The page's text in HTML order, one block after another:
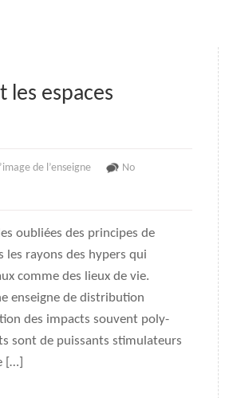
les espaces
de l’enseigne
No
oubliées des principes de
rayons des hypers qui
comme des lieux de vie.
enseigne de distribution
des impacts souvent poly-
sont de puissants stimulateurs
[…]